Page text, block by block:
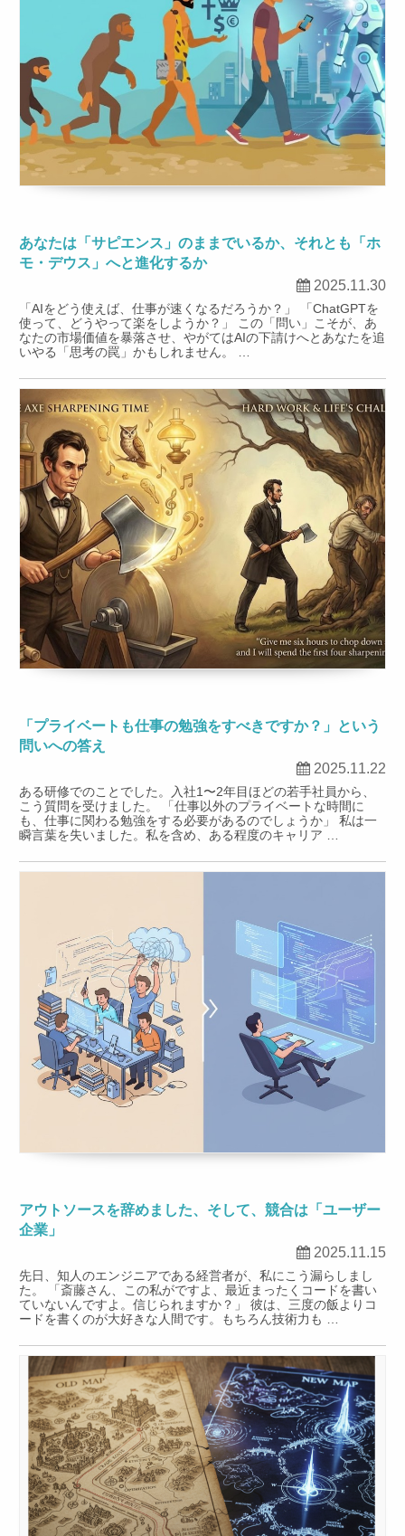
あなたは「サピエンス」のままでいるか、それとも「ホ
モ・デウス」へと進化するか
2025.11.30
「AIをどう使えば、仕事が速くなるだろうか？」 「ChatGPTを
使って、どうやって楽をしようか？」 この「問い」こそが、あ
なたの市場価値を暴落させ、やがてはAIの下請けへとあなたを追
いやる「思考の罠」かもしれません。 …
「プライベートも仕事の勉強をすべきですか？」という
問いへの答え
2025.11.22
ある研修でのことでした。入社1〜2年目ほどの若手社員から、
こう質問を受けました。 「仕事以外のプライベートな時間に
も、仕事に関わる勉強をする必要があるのでしょうか」 私は一
瞬言葉を失いました。私を含め、ある程度のキャリア …
アウトソースを辞めました、そして、競合は「ユーザー
企業」
2025.11.15
先日、知人のエンジニアである経営者が、私にこう漏らしまし
た。 「斎藤さん、この私がですよ、最近まったくコードを書い
ていないんですよ。信じられますか？」 彼は、三度の飯よりコ
ードを書くのが大好きな人間です。もちろん技術力も …